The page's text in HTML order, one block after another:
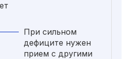
При сильном
дефиците нужен
прием с другими